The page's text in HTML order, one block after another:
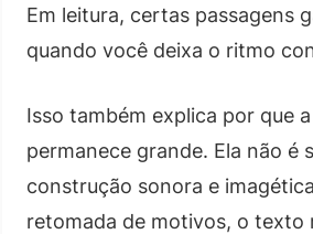
Em leitura, certas passagens
quando você deixa o ritmo
Isso também explica por que
permanece grande. Ela não é
construção sonora e
retomada de motivos, o texto